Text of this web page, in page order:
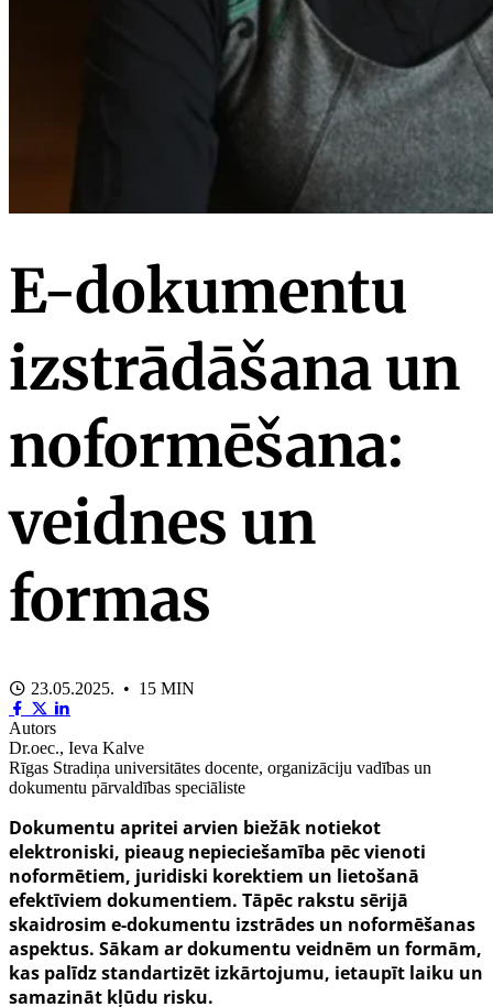
E-dokumentu
izstrādāšana un
noformēšana:
veidnes un
formas
23.05.2025. • 15 MIN
Autors
Dr.oec., Ieva Kalve
Rīgas Stradiņa universitātes docente, organizāciju vadības un
dokumentu pārvaldības speciāliste
Dokumentu apritei arvien biežāk notiekot
elektroniski, pieaug nepieciešamība pēc vienoti
noformētiem, juridiski korektiem un lietošanā
efektīviem dokumentiem. Tāpēc rakstu sērijā
skaidrosim e-dokumentu izstrādes un noformēšanas
aspektus. Sākam ar dokumentu veidnēm un formām,
kas palīdz standartizēt izkārtojumu, ietaupīt laiku un
samazināt kļūdu risku.